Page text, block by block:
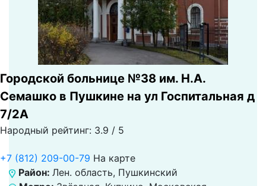
Городской больнице №38 им. Н.А.
Семашко в Пушкине на ул Госпитальная д
7/2А
Народный рейтинг: 3.9 / 5
+7 (812) 209-00-79 На карте
Район: Лен. область, Пушкинский